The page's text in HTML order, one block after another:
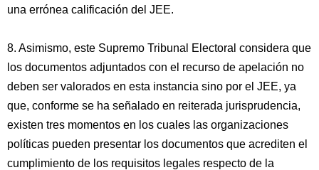
una errónea calificación del JEE.
8. Asimismo, este Supremo Tribunal Electoral considera que
los documentos adjuntados con el recurso de apelación no
deben ser valorados en esta instancia sino por el JEE, ya
que, conforme se ha señalado en reiterada jurisprudencia,
existen tres momentos en los cuales las organizaciones
políticas pueden presentar los documentos que acrediten el
cumplimiento de los requisitos legales respecto de la